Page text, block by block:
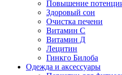
Повышение
Здоровый сон
Очистка печени
Витамин С
Витамин Д
Лецитин
Гинкго Билоба
Одежда и аксессуары